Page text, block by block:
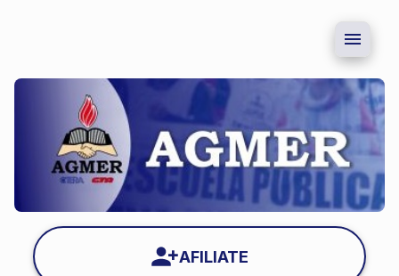
AFILIATE